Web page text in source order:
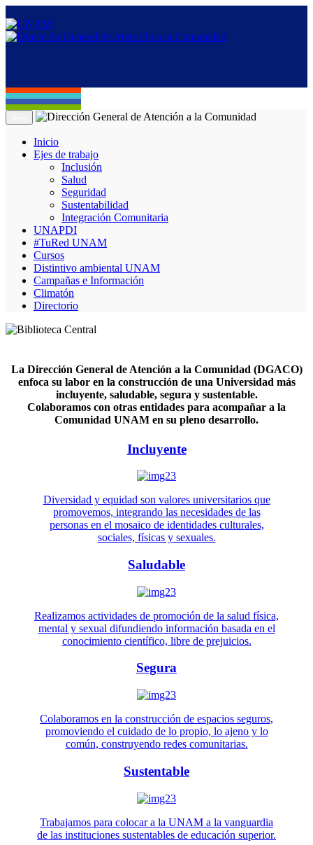
Inicio
Ejes de trabajo
Inclusión
Salud
Seguridad
Sustentabilidad
Integración Comunitaria
UNAPDI
#TuRed UNAM
Cursos
Distintivo ambiental UNAM
Campañas e Información
Climatón
Directorio
La Dirección General de Atención a la Comunidad (DGACO)
enfoca su labor en la construcción de una Universidad más
incluyente, saludable, segura y sustentable.
Colaboramos con otras entidades para acompañar a la
Comunidad UNAM en su pleno desarrollo.
Incluyente
Diversidad y equidad son valores universitarios que
promovemos, integrando las necesidades de las
personas en el mosaico de identidades culturales,
sociales, físicas y sexuales.
Saludable
Realizamos actividades de promoción de la salud física,
mental y sexual difundiendo información basada en el
conocimiento científico, libre de prejuicios.
Segura
Colaboramos en la construcción de espacios seguros,
promoviendo el cuidado de lo propio, lo ajeno y lo
común, construyendo redes comunitarias.
Sustentable
Trabajamos para colocar a la UNAM a la vanguardia
de las instituciones sustentables de educación superior.